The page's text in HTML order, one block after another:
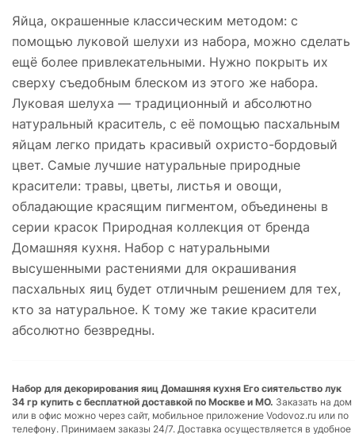
Яйца, окрашенные классическим методом: с
помощью луковой шелухи из набора, можно сделать
ещё более привлекательными. Нужно покрыть их
сверху съедобным блеском из этого же набора.
Луковая шелуха — традиционный и абсолютно
натуральный краситель, с её помощью пасхальным
яйцам легко придать красивый охристо-бордовый
цвет. Самые лучшие натуральные природные
красители: травы, цветы, листья и овощи,
обладающие красящим пигментом, объединены в
серии красок Природная коллекция от бренда
Домашняя кухня. Набор с натуральными
высушенными растениями для окрашивания
пасхальных яиц будет отличным решением для тех,
кто за натуральное. К тому же такие красители
абсолютно безвредны.
Набор для декорирования яиц Домашняя кухня Его сиятельство лук
34 гр купить с бесплатной доставкой по Москве и МО. Заказать на дом
или в офис можно через сайт, мобильное приложение Vodovoz.ru или по
телефону. Принимаем заказы 24/7. Доставка осуществляется в удобное